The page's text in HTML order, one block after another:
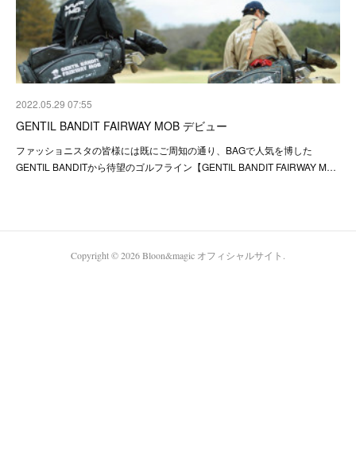
2022.05.29 07:55
GENTIL BANDIT FAIRWAY MOB デビュー
ファッショニスタの皆様には既にご周知の通り、BAGで人気を博した
GENTIL BANDITから待望のゴルフライン【GENTIL BANDIT FAIRWAY M…
Copyright ©2026Bloon&magic オフィシャルサイト .